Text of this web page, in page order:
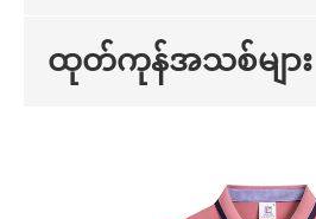
ထုတ်ကုန်အသစ်များ